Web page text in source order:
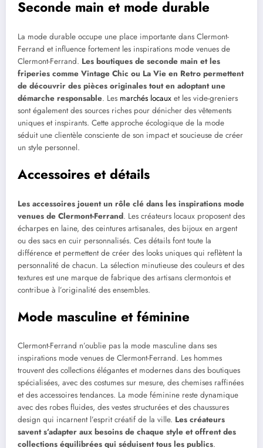
Seconde main et mode durable
La mode durable occupe une place importante dans Clermont-
Ferrand et influence fortement les inspirations mode venues de
Clermont-Ferrand. Les boutiques de seconde main et les
friperies comme Vintage Chic ou La Vie en Retro permettent
de découvrir des pièces originales tout en adoptant une
démarche responsable. Les marchés locaux et les vide-greniers
sont également des sources riches pour dénicher des vêtements
uniques et inspirants. Cette approche écologique de la mode
séduit une clientèle consciente de son impact et soucieuse de créer
un style personnel.
Accessoires et détails
Les accessoires jouent un rôle clé dans les inspirations mode
venues de Clermont-Ferrand. Les créateurs locaux proposent des
écharpes en laine, des ceintures artisanales, des bijoux en argent
ou des sacs en cuir personnalisés. Ces détails font toute la
différence et permettent de créer des looks uniques qui reflètent la
personnalité de chacun. La sélection minutieuse des couleurs et des
textures est une marque de fabrique des artisans clermontois et
contribue à l’originalité des ensembles.
Mode masculine et féminine
Clermont-Ferrand n’oublie pas la mode masculine dans ses
inspirations mode venues de Clermont-Ferrand. Les hommes
trouvent des collections élégantes et modernes dans des boutiques
spécialisées, avec des costumes sur mesure, des chemises raffinées
et des accessoires tendances. La mode féminine reste dynamique
avec des robes fluides, des vestes structurées et des chaussures
design qui incarnent l’esprit créatif de la ville. Les créateurs
savent s’adapter aux besoins de chaque style et offrent des
collections équilibrées qui séduisent tous les publics.